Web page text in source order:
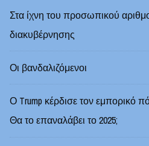
Στα ίχνη του προσωπικού
διακυβέρνησης
Οι βανδαλιζόμενοι
Ο Trump κέρδισε τον εμπορικό
Θα το επαναλάβει το 2025;